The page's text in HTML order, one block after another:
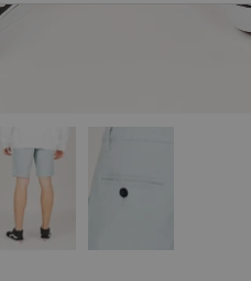
Bild 3 in Galerieansicht laden
Bild 4 in Galerieansicht